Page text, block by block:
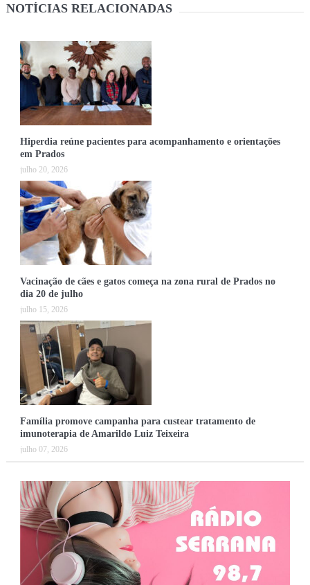
NOTÍCIAS RELACIONADAS
Hiperdia reúne pacientes para acompanhamento e orientações
em Prados
julho 20, 2026
Vacinação de cães e gatos começa na zona rural de Prados no
dia 20 de julho
julho 15, 2026
Família promove campanha para custear tratamento de
imunoterapia de Amarildo Luiz Teixeira
julho 07, 2026